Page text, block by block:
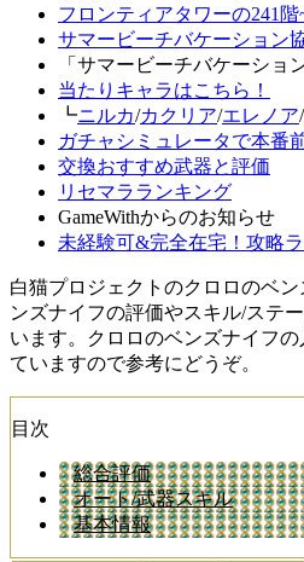
フロンティアタワーの241階
サマービーチバケーション
「サマービーチバケーショ
当たりキャラはこちら！
┗ニルカ/カクリア/エレノア/
ガチャシミュレータで本番
交換おすすめ武器と評価
リセマラランキング
GameWithからのお知らせ
未経験可&完全在宅！攻略ラ
白猫プロジェクトのクロロのベ
ンズナイフの評価やスキル/ステ
います。クロロのベンズナイフ
ていますので参考にどうぞ。
目次
総合評価
オート/武器スキル
基本情報